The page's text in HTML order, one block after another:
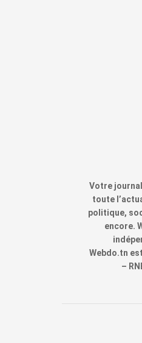
Votre
toute
politique,
encore.
Webdo.tn
–